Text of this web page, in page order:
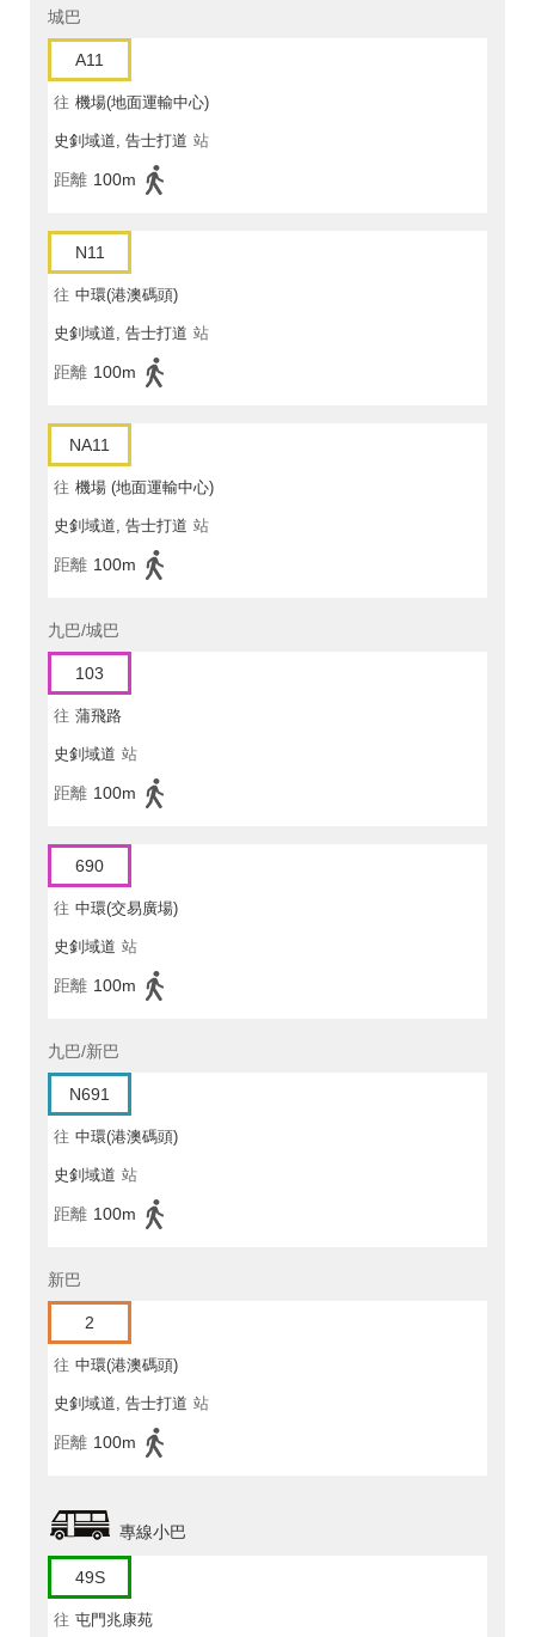
城巴
A11
往 機場(地面運輸中心)
史釗域道, 告士打道 站
距離 100m
N11
往 中環(港澳碼頭)
史釗域道, 告士打道 站
距離 100m
NA11
往 機場 (地面運輸中心)
史釗域道, 告士打道 站
距離 100m
九巴/城巴
103
往 蒲飛路
史釗域道 站
距離 100m
690
往 中環(交易廣場)
史釗域道 站
距離 100m
九巴/新巴
N691
往 中環(港澳碼頭)
史釗域道 站
距離 100m
新巴
2
往 中環(港澳碼頭)
史釗域道, 告士打道 站
距離 100m
專線小巴
49S
往 屯門兆康苑